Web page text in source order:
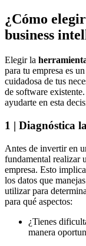
¿Cómo
business
Elegir la
para tu empresa es
cuidadosa de tus
de software
ayudarte en esta
1 | Diagnóstica
Antes de invertir en
fundamental realizar
empresa. Esto
los datos que
utilizar para
para qué aspectos:
¿Tienes
manera